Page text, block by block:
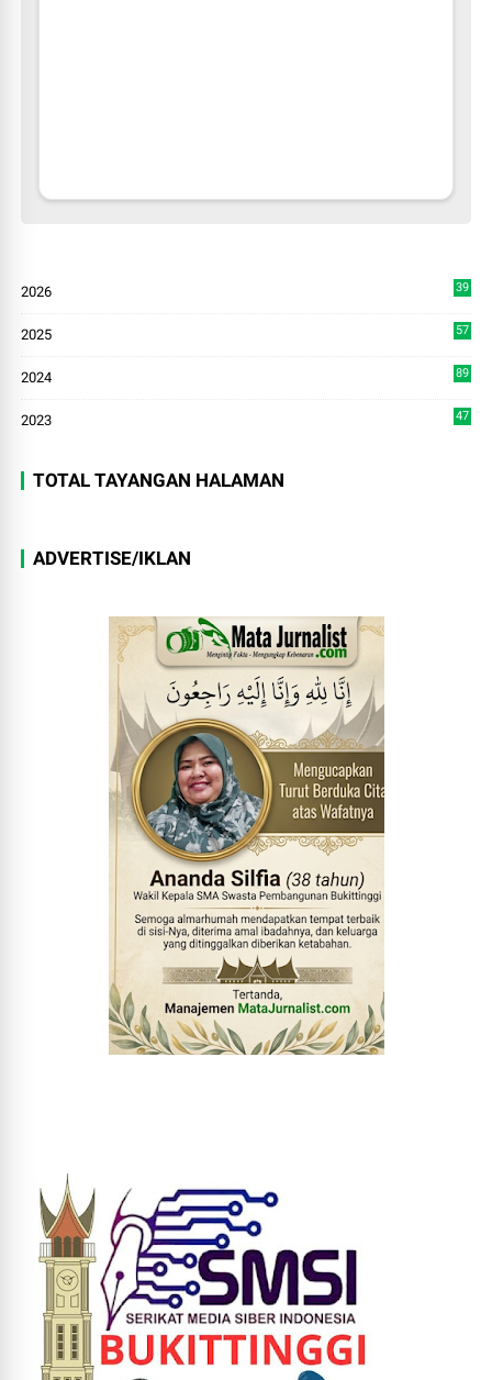
2026
39
2025
57
2024
89
2023 47
TOTAL TAYANGAN HALAMAN
ADVERTISE/IKLAN